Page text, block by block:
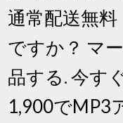
通常配送無
ですか？ マ
品する. 今す
1,900でMP3